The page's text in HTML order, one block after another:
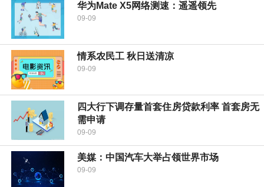
华为Mate X5网络测速：遥遥领先
09-09
情系农民工 秋日送清凉
09-09
四大行下调存量首套住房贷款利率 首套房无
需申请
09-09
美媒：中国汽车大举占领世界市场
09-09